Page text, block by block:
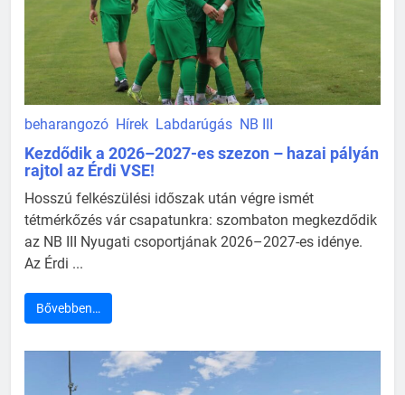
beharangozó Hírek Labdarúgás NB III
Kezdődik a 2026–2027-es szezon – hazai pályán
rajtol az Érdi VSE!
Hosszú felkészülési időszak után végre ismét
tétmérkőzés vár csapatunkra: szombaton megkezdődik
az NB III Nyugati csoportjának 2026–2027-es idénye.
Az Érdi ...
Bővebben…